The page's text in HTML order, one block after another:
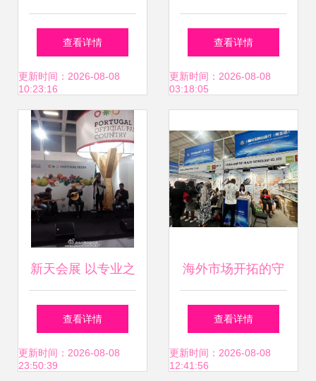
蓝海战略下的新标
杆与未来启示
查看详情
更新时间：2026-08-08
10:23:16
的精密艺术与一站
式解决方案
查看详情
更新时间：2026-08-08
03:18:05
新天会展 以专业之
道，链接全球商机
查看详情
更新时间：2026-08-08
23:50:39
海外市场开拓的守
护者 浙江米奥兰特
国际博览会展服务
查看详情
更新时间：2026-08-08
12:41:56